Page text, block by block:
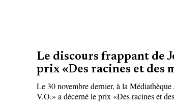
Le discours frappant de
prix «Des racines et des
Le 30 novembre dernier, à la
V.O.» a décerné le prix «Des racines et